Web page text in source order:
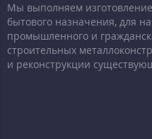
Мы выполняем
бытового назначения, для
промышленного и
строительных
и реконструкции